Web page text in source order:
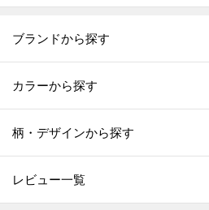
ブランドから探す
カラーから探す
柄・デザインから探す
レビュー一覧